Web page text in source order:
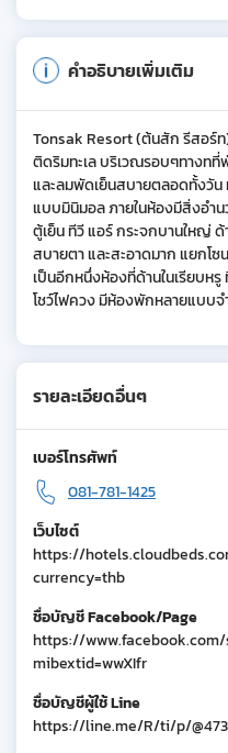
คำอธิบายเพิ่มเติม
Tonsak Resort (ต้นสัก รีสอร์
ติดริมทะเล บริเวณรอบๆทางท
และลมพัดเย็นสบายตลอดทั้งวั
แบบมินิมอล ภายในห้องมีสิ่งอำ
ตู้เย็น ทีวี แอร์ กระจกบานใหญ่
สบายตา และสะอาดมาก แยกโ
เป็นอีกหนึ่งห้องที่ด้านในเรียบหรู
โชว์ไฟควง มีห้องพักหลายแบบจ
รายละเอียดอื่นๆ
เบอร์โทรศัพท์
081-781-1425
เว็บไซต์
https://
currency=thb
ชื่อบัญชี Facebook/Page
https://www.facebook.com/
mibextid=wwXIfr
ชื่อบัญชีผู้ใช้ Line
https://line.me/R/ti/p/